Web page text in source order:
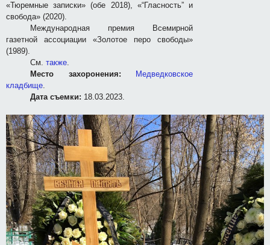
«Тюремные записки» (обе 2018), «“Гласность” и
свобода» (2020).
Международная премия Всемирной
газетной ассоциации «Золотое перо свободы»
(1989).
См. также.
Место захоронения:
Медведковское
кладбище.
Дата съемки: 18.03.2023.